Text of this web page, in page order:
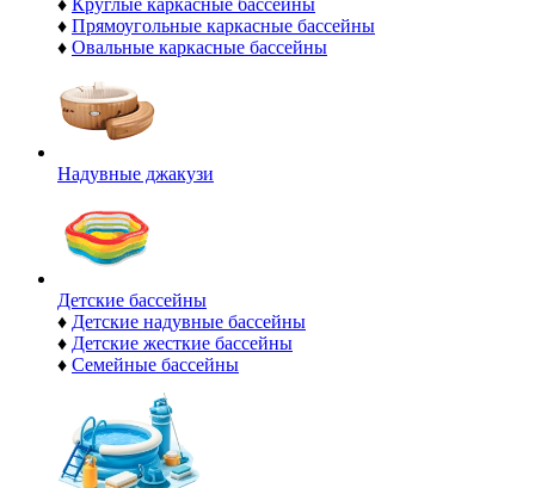
♦ Круглые каркасные бассейны
♦ Прямоугольные каркасные бассейны
♦ Овальные каркасные бассейны
Надувные джакузи
Детские бассейны
♦ Детские надувные бассейны
♦ Детские жесткие бассейны
♦ Семейные бассейны